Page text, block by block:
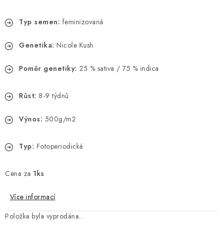
Typ semen: feminizovaná
Genetika: Nicole Kush
Poměr genetiky: 25 % sativa / 75 % indica
Růst: 8-9 týdnů
Výnos: 500g/m2
Typ: Fotoperiodická
Cena za 1ks
Více informací
Položka byla vyprodána…